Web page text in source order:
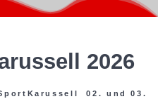
2026
02. und 03.